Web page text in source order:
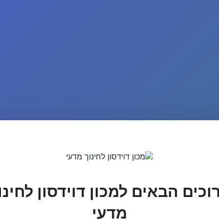
הבאים למכון דוידסון
מדעי